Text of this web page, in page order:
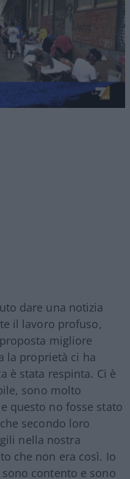
dare una notizia
il lavoro profuso,
migliore
la proprietà ci ha
è stata respinta. Ci è
sono molto
questo no fosse stato
secondo loro
nella nostra
che non era così. Io
contento e sono